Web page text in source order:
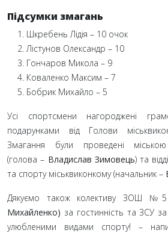
Підсумки змагань
Шкребень Лідія – 10 очок
Лістунов Олександр – 10
Гончаров Микола – 9
Коваленко Максим – 7
Бобрик Михайло – 5
Усі спортсмени нагороджені
подарунками від Голови
Змагання були проведені
(голова – Владислав Зимовець) та
та спорту міськвиконкому (начальник –
Дякуємо також колективу ЗОШ №5
Михайленко) за гостинність та ЗСУ
улюбленими видами спорту! –